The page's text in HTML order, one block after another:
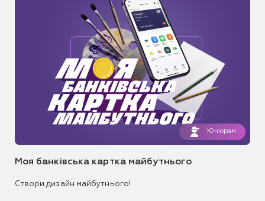
Юніорам
Моя банківська картка майбутнього
Створи дизайн майбутнього!